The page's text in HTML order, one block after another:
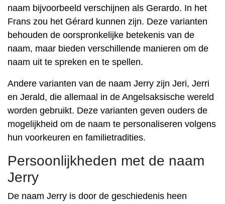
naam bijvoorbeeld verschijnen als Gerardo. In het
Frans zou het Gérard kunnen zijn. Deze varianten
behouden de oorspronkelijke betekenis van de
naam, maar bieden verschillende manieren om de
naam uit te spreken en te spellen.
Andere varianten van de naam Jerry zijn Jeri, Jerri
en Jerald, die allemaal in de Angelsaksische wereld
worden gebruikt. Deze varianten geven ouders de
mogelijkheid om de naam te personaliseren volgens
hun voorkeuren en familietradities.
Persoonlijkheden met de naam
Jerry
De naam Jerry is door de geschiedenis heen